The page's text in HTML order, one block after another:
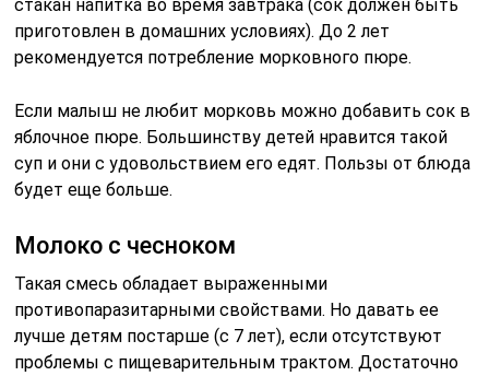
стакан напитка во время завтрака (сок должен быть
приготовлен в домашних условиях). До 2 лет
рекомендуется потребление морковного пюре.
Если малыш не любит морковь можно добавить сок в
яблочное пюре. Большинству детей нравится такой
суп и они с удовольствием его едят. Пользы от блюда
будет еще больше.
Молоко с чесноком
Такая смесь обладает выраженными
противопаразитарными свойствами. Но давать ее
лучше детям постарше (с 7 лет), если отсутствуют
проблемы с пищеварительным трактом. Достаточно